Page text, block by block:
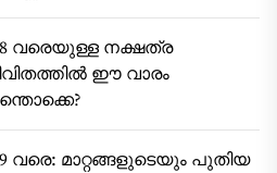
വരെയുള്ള നക്ഷത്ര
ഈ വാരം
വരെ: മാറ്റങ്ങളുടെയും പുതിയ